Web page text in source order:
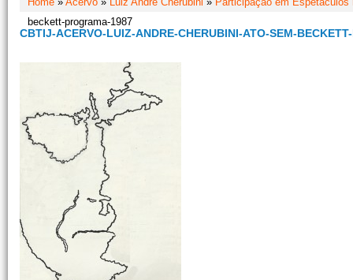
beckett-programa-1987
CBTIJ-ACERVO-LUIZ-ANDRE-CHERUBINI-ATO-SEM-